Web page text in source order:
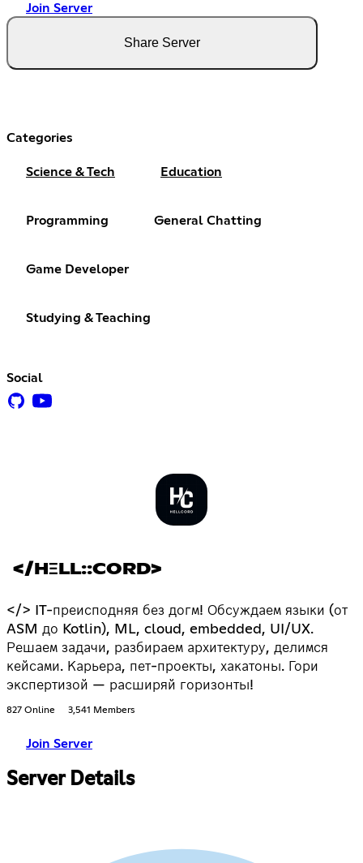
Join Server
Share Server
Categories
Science & Tech Education
Programming General Chatting
Game Developer
Studying & Teaching
Social
</HΞLL::CORD>
</> IT-преисподняя без догм! Обсуждаем языки (от
ASM до Kotlin), ML, cloud, embedded, UI/UX.
Решаем задачи, разбираем архитектуру, делимся
кейсами. Карьера, пет-проекты, хакатоны. Гори
экспертизой — расширяй горизонты!
827 Online 3,541 Members
Join Server
Server Details